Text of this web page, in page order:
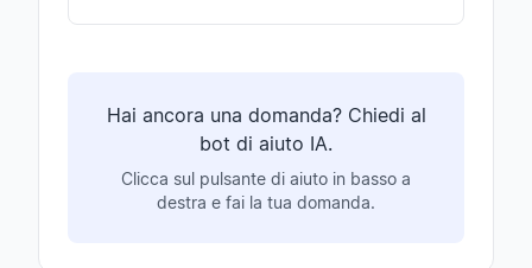
Hai ancora una domanda? Chiedi al
bot di aiuto IA.
Clicca sul pulsante di aiuto in basso a
destra e fai la tua domanda.